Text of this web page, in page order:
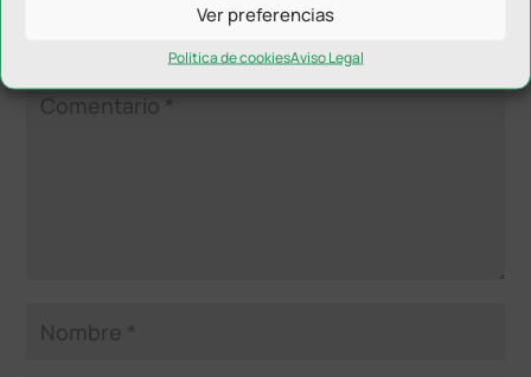
Ver preferencias
Política de cookiesAviso Legal
Tu dirección de correo electrónico no será publicada.
campos obligatorios están marcados con*